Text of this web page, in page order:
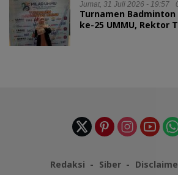
Jumat, 31 Juli 2026 - 19:57
Turnamen
ke-25 UMMU, Rektor
Redaksi Siber